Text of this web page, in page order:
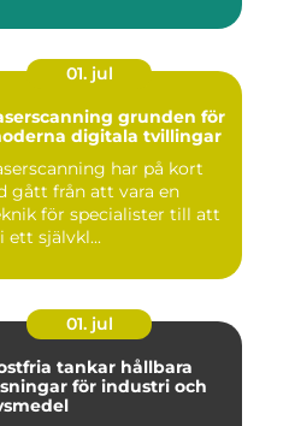
01. jul
grunden för
digitala tvillingar
har på kort
gått från att vara en
för specialister till att
ett självkl...
01. jul
tankar hållbara
för industri och